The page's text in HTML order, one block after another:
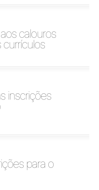
calouros
inscrições
para o